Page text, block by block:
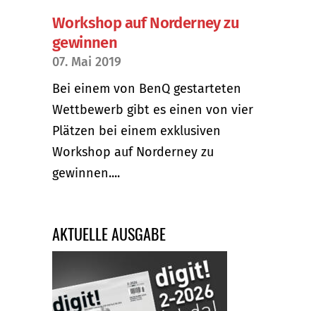
Workshop auf Norderney zu
gewinnen
07. Mai 2019
Bei einem von BenQ gestarteten
Wettbewerb gibt es einen von vier
Plätzen bei einem exklusiven
Workshop auf Norderney zu
gewinnen....
AKTUELLE AUSGABE